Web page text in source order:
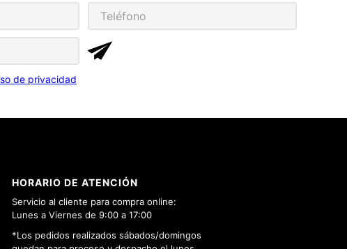
de privacidad
HORARIO DE ATENCIÓN
Servicio al cliente para compra online:
Lunes a Viernes de 9:00 a 17:00
*Los pedidos realizados sábados/domingos